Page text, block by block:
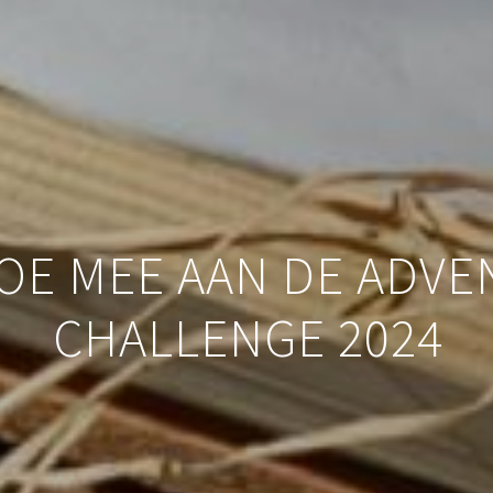
MEE AAN DE
CHALLENGE 2024